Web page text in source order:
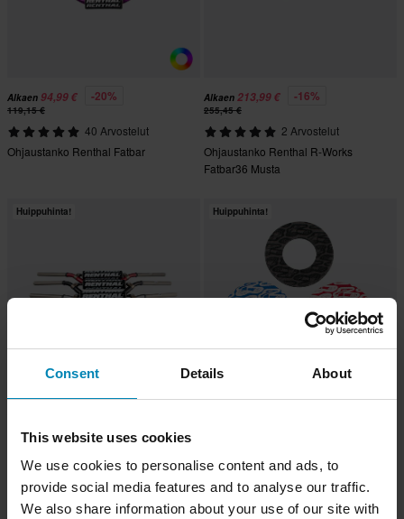
Consent Details About
This website uses cookies
We use cookies to personalise content and ads, to
provide social media features and to analyse our traffic.
We also share information about your use of our site with
Alkaen 94,99 € -20%
119,15 €
40 Arvostelut
Ohjaustanko Renthal Fatbar
Alkaen 213,99 € -16%
255,45 €
2 Arvostelut
Ohjaustanko Renthal R-Works
Fatbar36 Musta
Huippuhinta!
85 Arvostelut
Ohjaustanko Renthal Twinwall
28.6mm
Huippuhinta!
Rakoilta Suojaavat Kahvadonitsit
Renthal